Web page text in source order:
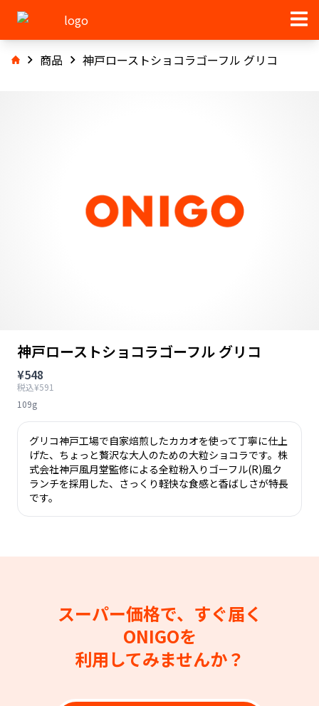
商品 神戸ローストショコラゴーフル グリコ
神戸ローストショコラゴーフル グリコ
¥548
税込¥591
109g
グリコ神戸工場で自家焙煎したカカオを使って丁寧に仕上
げた、ちょっと贅沢な大人のための大粒ショコラです。株
式会社神戸風月堂監修による全粒粉入りゴーフル(R)風ク
ランチを採用した、さっくり軽快な食感と香ばしさが特長
です。
スーパー価格で、すぐ届く
ONIGOを
利用してみませんか？